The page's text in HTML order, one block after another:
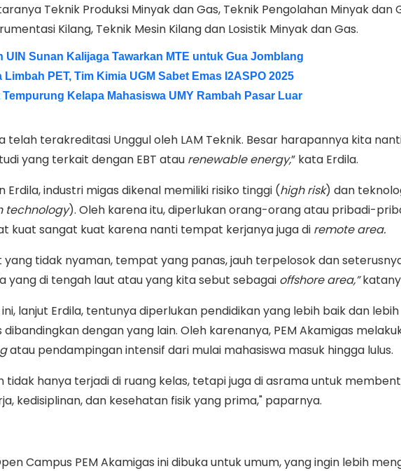
Teknik Produksi Minyak dan Gas, Teknik Pengolahan Minyak dan
Kilang, Teknik Mesin Kilang dan Losistik Minyak dan Gas.
UIN Sunan Kalijaga Tawarkan MTE untuk Gua Jomblang
Limbah PET, Tim Kimia UGM Sabet Emas I2ASPO 2025
Tempurung Kelapa Mahasiswa UMY Rambah Pasar Luar
telah terakreditasi Unggul oleh LAM Teknik. Besar harapannya kita
yang terkait dengan EBT atau renewable energy,” kata Erdila.
Erdila, industri migas dikenal memiliki risiko tinggi (high risk) dan
technology). Oleh karena itu, diperlukan orang-orang atau pribadi-
kuat sangat kuat karena nanti tempat kerjanya juga di remote area.
yang tidak nyaman, tempat yang panas, jauh terpelosok dan
yang di tengah laut atau yang kita sebut sebagai offshore area,”
lanjut Erdila, tentunya diperlukan pendidikan yang lebih baik dan lebih
dengan yang lain. Oleh karenanya, PEM Akamigas
atau pendampingan intensif dari mulai mahasiswa masuk hingga lulus.
tidak hanya terjadi di ruang kelas, tetapi juga di asrama untuk
kedisiplinan, dan kesehatan fisik yang prima," paparnya.
Campus PEM Akamigas ini dibuka untuk umum, yang ingin lebih